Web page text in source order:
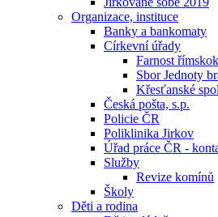
Organizace, instituce
Banky a bankomaty
Církevní úřady
Farnost
Sbor Jednoty
Křesťanské
Česká pošta, s.p.
Policie ČR
Poliklinika Jirkov
Úřad práce ČR -
Služby
Revize komínů
Školy
Děti a rodina